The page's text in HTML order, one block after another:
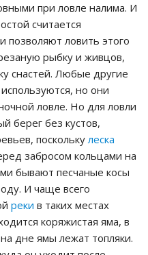
при ловле налима. И
считается
позволяют ловить этого
рыбку и живцов,
снастей. Любые другие
но они
ловле. Но для ловли
берег без кустов,
посколькулеска
забросом кольцами на
бывают песчаные косы
И чаще всего
реки в таких местах
коряжистая яма, в
дне ямы лежат топляки.